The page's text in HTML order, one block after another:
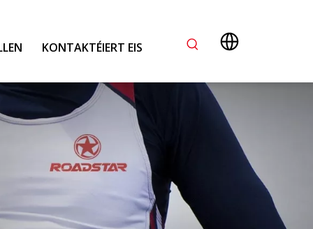
KONTAKTÉIERT EIS